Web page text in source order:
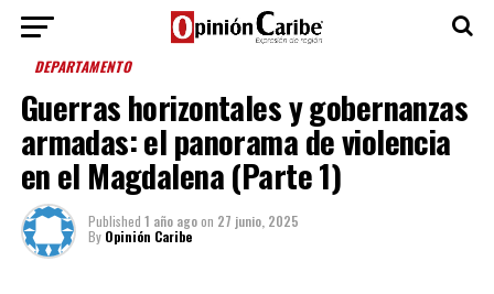
DEPARTAMENTO
Guerras horizontales y gobernanzas
armadas: el panorama de violencia
en el Magdalena (Parte 1)
Published 1 año agoon 27 junio, 2025
By Opinión Caribe